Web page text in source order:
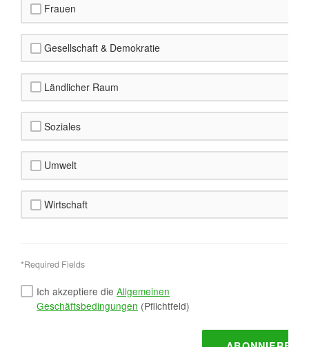
Frauen
Gesellschaft & Demokratie
Ländlicher Raum
Soziales
Umwelt
Wirtschaft
*Required Fields
Ich akzeptiere die Allgemeinen
Geschäftsbedingungen (Pflichtfeld)